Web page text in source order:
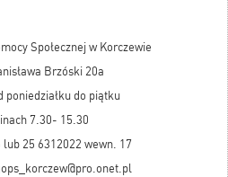
Społecznej w Korczewie
Brzóski 20a
poniedziałku do piątku
7.30- 15.30
25 6312022 wewn. 17